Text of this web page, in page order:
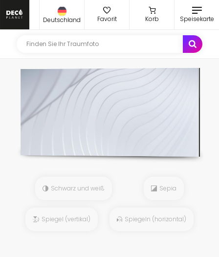
Deutschland Favorit Korb Speisekarte
Schwarz und weiß Sepia
Spiegel (vertikal) Spiegeln (horizontal)